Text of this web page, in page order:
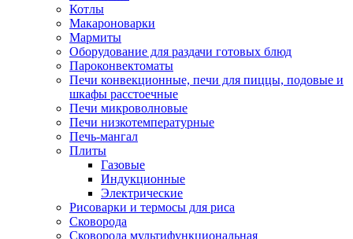
Котлы
Макароноварки
Мармиты
Оборудование для раздачи готовых блюд
Пароконвектоматы
Печи конвекционные, печи для пиццы, подовые и
шкафы расстоечные
Печи микроволновые
Печи низкотемпературные
Печь-мангал
Плиты
Газовые
Индукционные
Электрические
Рисоварки и термосы для риса
Сковорода
Сковорода мультифункциональная